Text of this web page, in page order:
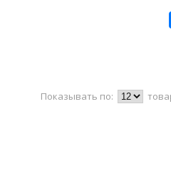
Показывать по: